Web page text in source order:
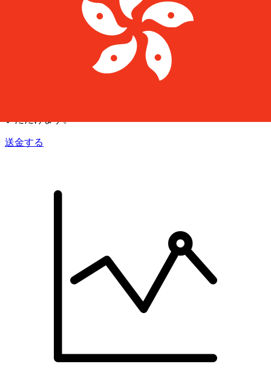
送金する